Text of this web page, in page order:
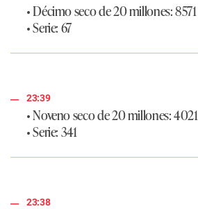
• Décimo seco de 20 millones: 8571
• Serie: 67
23:39
• Noveno seco de 20 millones: 4021
• Serie: 341
23:38